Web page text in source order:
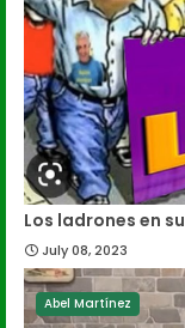
Los ladrones en
July 08, 2023
Abel Martínez